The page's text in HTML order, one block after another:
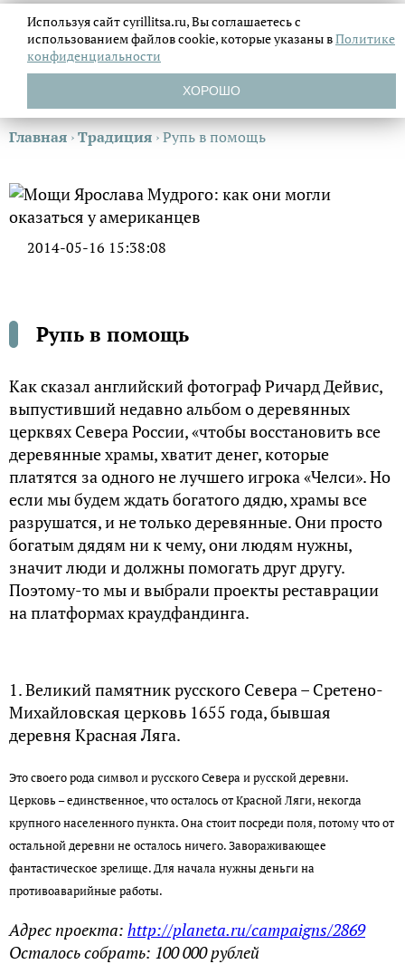
Главная ›Традиция ›Рупь в помощь
2014-05-16 15:38:08
Рупь в помощь
Как сказал английский фотограф Ричард Дейвис,
выпустивший недавно альбом о деревянных
церквях Севера России, «чтобы восстановить все
деревянные храмы, хватит денег, которые
платятся за одного не лучшего игрока «Челси». Но
если мы будем ждать богатого дядю, храмы все
разрушатся, и не только деревянные. Они просто
богатым дядям ни к чему, они людям нужны,
значит люди и должны помогать друг другу.
Поэтому-то мы и выбрали проекты реставрации
на платформах краудфандинга.
1. Великий памятник русского Севера – Сретено-
Михайловская церковь 1655 года, бывшая
деревня Красная Ляга.
Это своего рода символ и русского Севера и русской деревни.
Церковь – единственное, что осталось от Красной Ляги, некогда
крупного населенного пункта. Она стоит посреди поля, потому что от
остальной деревни не осталось ничего. Завораживающее
фантастическое зрелище. Для начала нужны деньги на
противоаварийные работы.
Адрес проекта: http://planeta.ru/campaigns/2869
Осталось собрать: 100 000 рублей
Используя сайт cyrillitsa.ru, Вы соглашаетесь с
использованием файловcookie, которые указаны вПолитике
конфиденциальности
ХОРОШО